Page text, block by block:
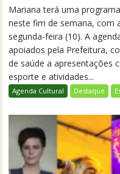
Mariana terá uma
neste fim de semana, com
segunda-feira (10). A
apoiados pela Prefeitura,
de saúde a apresentações
esporte e atividades...
Agenda Cultural Destaque